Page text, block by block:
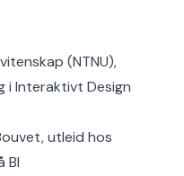
(NTNU),
i Interaktivt Design
utleid hos
BI